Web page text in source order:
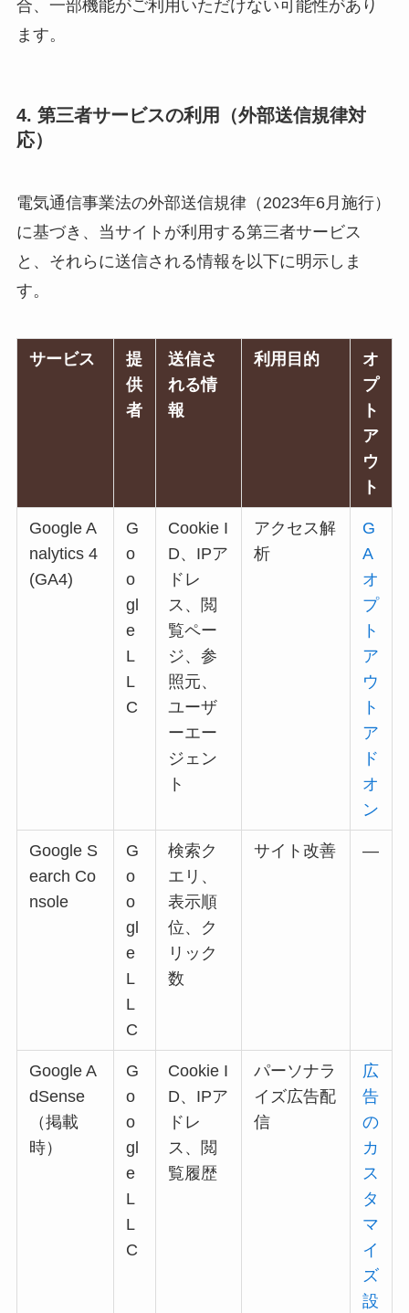
合、一部機能がご利用いただけない可能性があり
ます。
4. 第三者サービスの利用（外部送信規律対
応）
電気通信事業法の外部送信規律（2023年6月施行）
に基づき、当サイトが利用する第三者サービス
と、それらに送信される情報を以下に明示しま
す。
サービス
提
供
者
送信さ
れる情
報
利用目的
オ
プ
ト
ア
ウ
ト
Google A
nalytics 4
(GA4)
G
o
o
gl
e
L
L
C
Cookie I
D、IPア
ドレ
ス、閲
覧ペー
ジ、参
照元、
ユーザ
ーエー
ジェン
ト
アクセス解
析
G
A
オ
プ
ト
ア
ウ
ト
ア
ド
オ
ン
Google S
earch Co
nsole
G
o
o
gl
e
L
L
C
検索ク
エリ、
表示順
位、ク
リック
数
サイト改善 —
Google A
dSense
（掲載
時）
G
o
o
gl
e
L
L
C
Cookie I
D、IPア
ドレ
ス、閲
覧履歴
パーソナラ
イズ広告配
信
広
告
の
カ
ス
タ
マ
イ
ズ
設